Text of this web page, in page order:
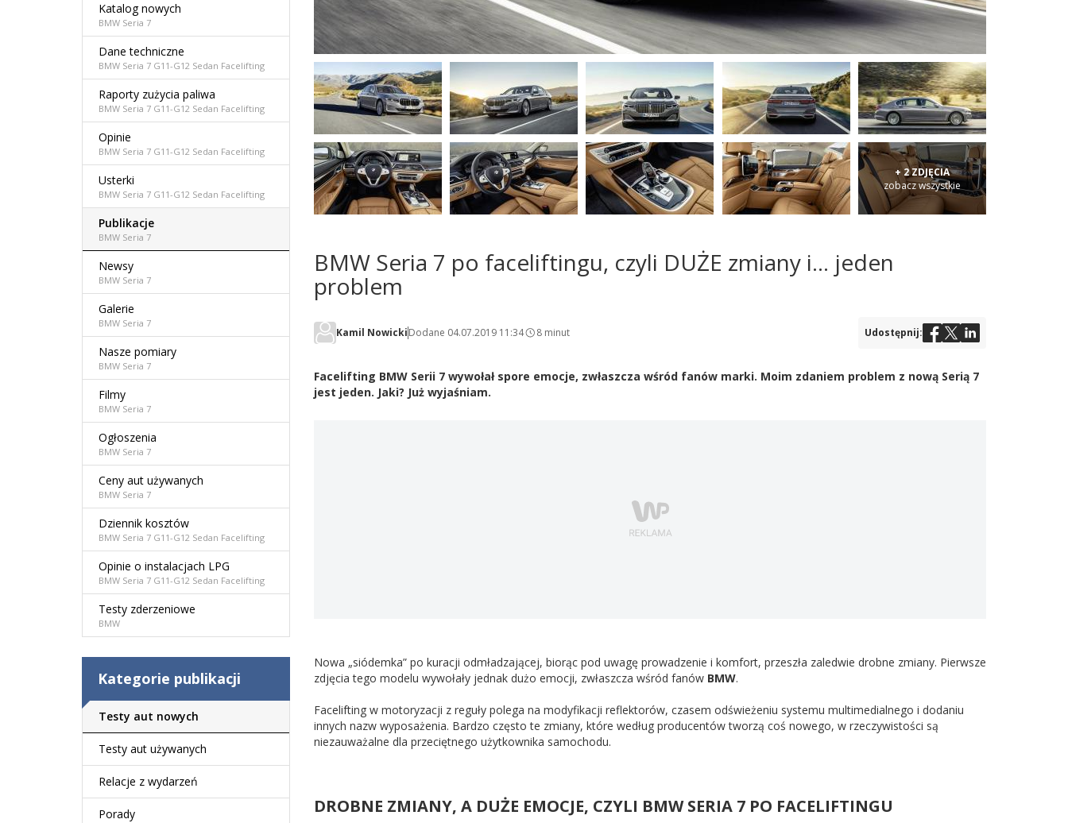
+ 2 ZDJĘCIA
zobacz wszystkie
BMW Seria 7 po faceliftingu, czyli DUŻE zmiany i... jeden
problem
Kamil NowickiDodane 04.07.2019 11:34 8 minut Udostępnij:
Facelifting BMW Serii 7 wywołał spore emocje, zwłaszcza wśród fanów marki. Moim zdaniem problem z nową Serią 7
jest jeden. Jaki? Już wyjaśniam.
Nowa „siódemka” po kuracji odmładzającej, biorąc pod uwagę prowadzenie i komfort, przeszła zaledwie drobne zmiany. Pierwsze
zdjęcia tego modelu wywołały jednak dużo emocji, zwłaszcza wśród fanów BMW.
Facelifting w motoryzacji z reguły polega na modyfikacji reflektorów, czasem odświeżeniu systemu multimedialnego i dodaniu
innych nazw wyposażenia. Bardzo często te zmiany, które według producentów tworzą coś nowego, w rzeczywistości są
niezauważalne dla przeciętnego użytkownika samochodu.
DROBNE ZMIANY, A DUŻE EMOCJE, CZYLI BMW SERIA 7 PO FACELIFTINGU
Katalog nowych
BMW Seria 7
Dane techniczne
BMW Seria 7 G11-G12 Sedan Facelifting
Raporty zużycia paliwa
BMW Seria 7 G11-G12 Sedan Facelifting
Opinie
BMW Seria 7 G11-G12 Sedan Facelifting
Usterki
BMW Seria 7 G11-G12 Sedan Facelifting
Publikacje
BMW Seria 7
Newsy
BMW Seria 7
Galerie
BMW Seria 7
Nasze pomiary
BMW Seria 7
Filmy
BMW Seria 7
Ogłoszenia
BMW Seria 7
Ceny aut używanych
BMW Seria 7
Dziennik kosztów
BMW Seria 7 G11-G12 Sedan Facelifting
Opinie o instalacjach LPG
BMW Seria 7 G11-G12 Sedan Facelifting
Testy zderzeniowe
BMW
Kategorie publikacji
Testy aut nowych
Testy aut używanych
Relacje z wydarzeń
Porady